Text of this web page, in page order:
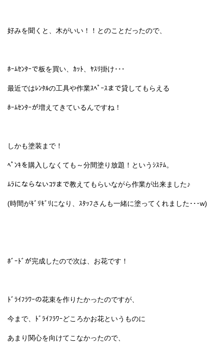
好みを聞くと、木がいい！！とのことだったので、
ﾎｰﾑｾﾝﾀｰで板を買い、ｶｯﾄ、ﾔｽﾘ掛け･･･
最近ではﾚﾝﾀﾙの工具や作業ｽﾍﾟｰｽまで貸してもらえる
ﾎｰﾑｾﾝﾀｰが増えてきているんですね！
しかも塗装まで！
ﾍﾟﾝｷを購入しなくても～分間塗り放題！というｼｽﾃﾑ。
ﾑﾗにならないｺﾂまで教えてもらいながら作業が出来ました♪
(時間がｷﾞﾘｷﾞﾘになり、ｽﾀｯﾌさんも一緒に塗ってくれました･･･w)
ﾎﾞｰﾄﾞが完成したので次は、お花です！
ﾄﾞﾗｲﾌﾗﾜｰの花束を作りたかったのですが、
今まで、ﾄﾞﾗｲﾌﾗﾜｰどころかお花というものに
あまり関心を向けてこなかったので、